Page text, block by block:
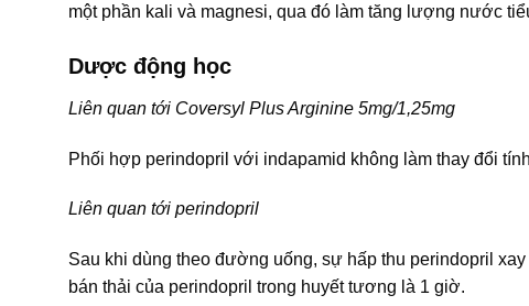
một phần kali và magnesi, qua đó làm tăng lượng nước
Dược động học
Liên quan tới Coversyl Plus Arginine 5mg/1,25mg
Phối hợp perindopril với indapamid không làm thay đổi
Liên quan tới perindopril
Sau khi dùng theo đường uống, sự hấp thu perindopril
bán thải của perindopril trong huyết tương là 1 giờ.